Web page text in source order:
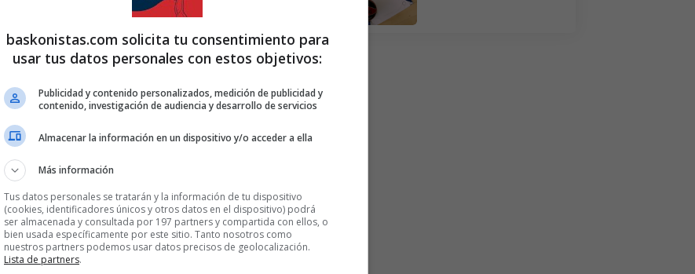
baskonistas.com solicita tu consentimiento para
usar tus datos personales con estos objetivos:
Publicidad y contenido personalizados, medición de publicidad y
contenido, investigación de audiencia y desarrollo de servicios
Almacenar la información en un dispositivo y/o acceder a ella
Más información
Tus datos personales se tratarán y la información de tu dispositivo
(cookies, identificadores únicos y otros datos en el dispositivo) podrá
ser almacenada y consultada por 197 partners y compartida con ellos, o
bien usada específicamente por este sitio. Tanto nosotros como
nuestros partners podemos usar datos precisos de geolocalización.
Lista de partners.